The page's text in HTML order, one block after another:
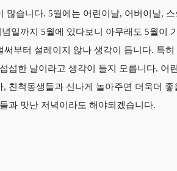
습니다. 5월에는 어린이날, 어버이날,
일까지 5월에 있다보니 아무래도 5월이
부터 설레이지 않나 생각이 듭니다. 특
섭한 날이라고 생각이 들지 모릅니다. 어
친척동생들과 신나게 놀아주면 더욱더
과 맛난 저녁이라도 해야되겠습니다.